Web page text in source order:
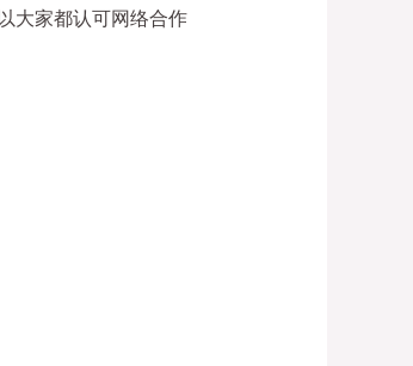
大家都认可网络合作